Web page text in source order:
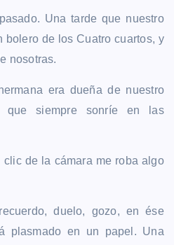
Una tarde que nuestro
bolero de los Cuatro cuartos, y
nosotras.
era dueña de nuestro
que siempre sonríe en las
de la cámara me roba algo
duelo, gozo, en ése
plasmado en un papel. Una